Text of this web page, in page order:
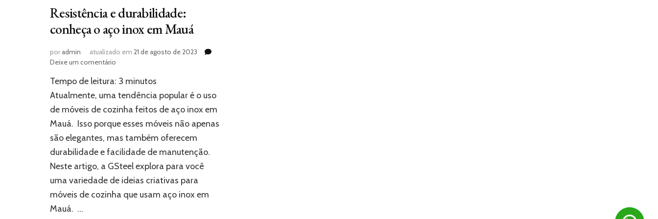
Resistência e durabilidade:
conheça o aço inox em Mauá
poradmin atualizado em 21 de agosto de 2023
Deixe um comentário
e
durabilidade:
o
aço
inox
em
Mauá
Tempo de leitura: 3 minutos
Atualmente, uma tendência popular é o uso
de móveis de cozinha feitos de aço inox em
Mauá. Isso porque esses móveis não apenas
são elegantes, mas também oferecem
durabilidade e facilidade de manutenção.
Neste artigo, a GSteel explora para você
uma variedade de ideias criativas para
móveis de cozinha que usam aço inox em
Mauá. …